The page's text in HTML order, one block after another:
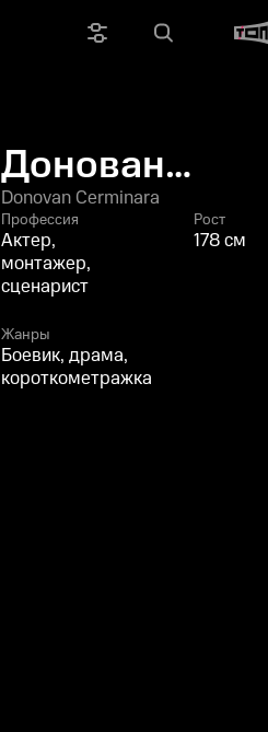
Донован
Серминара
Donovan Cerminara
Профессия
Актер,
монтажер,
сценарист
Рост
178 см
Жанры
Боевик, драма,
короткометражка